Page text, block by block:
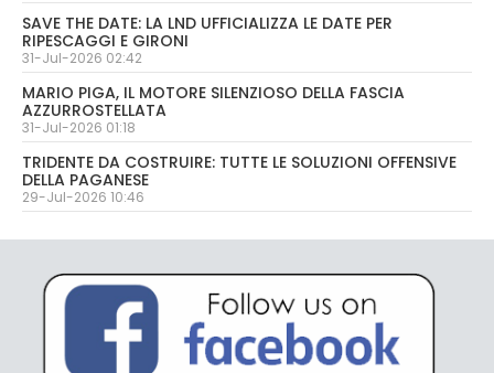
SAVE THE DATE: LA LND UFFICIALIZZA LE DATE PER
RIPESCAGGI E GIRONI
31-Jul-2026 02:42
MARIO PIGA, IL MOTORE SILENZIOSO DELLA FASCIA
AZZURROSTELLATA
31-Jul-2026 01:18
TRIDENTE DA COSTRUIRE: TUTTE LE SOLUZIONI OFFENSIVE
DELLA PAGANESE
29-Jul-2026 10:46